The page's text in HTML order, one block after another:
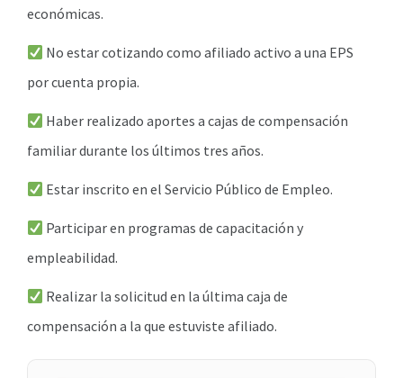
económicas.
No estar cotizando como afiliado activo a una EPS
por cuenta propia.
Haber realizado aportes a cajas de compensación
familiar durante los últimos tres años.
Estar inscrito en el Servicio Público de Empleo.
Participar en programas de capacitación y
empleabilidad.
Realizar la solicitud en la última caja de
compensación a la que estuviste afiliado.